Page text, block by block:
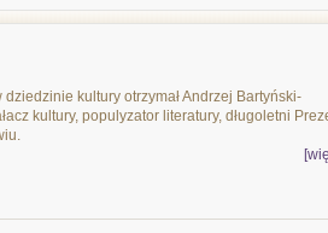
kultury otrzymał Andrzej Bartyński-
kultury, populyzator literatury, długoletni